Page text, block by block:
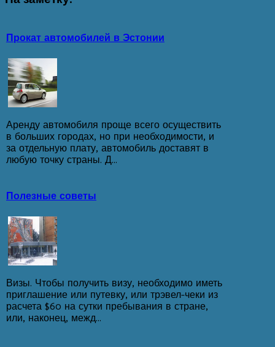
Прокат автомобилей в Эстонии
Аренду автомобиля проще всего осуществить
в больших городах, но при необходимости, и
за отдельную плату, автомобиль доставят в
любую точку страны. Д...
Полезные советы
Визы. Чтобы получить визу, необходимо иметь
приглашение или путевку, или трэвел-чеки из
расчета $60 на сутки пребывания в стране,
или, наконец, межд...